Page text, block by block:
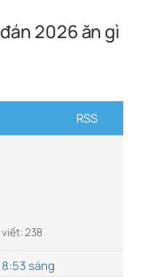
2026 ăn gì
RSS
viết: 238
sáng